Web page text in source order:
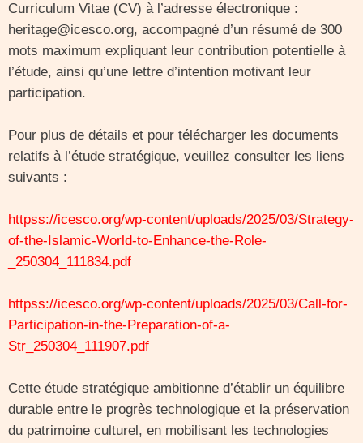
Curriculum Vitae (CV) à l’adresse électronique :
heritage@icesco.org, accompagné d’un résumé de 300
mots maximum expliquant leur contribution potentielle à
l’étude, ainsi qu’une lettre d’intention motivant leur
participation.
Pour plus de détails et pour télécharger les documents
relatifs à l’étude stratégique, veuillez consulter les liens
suivants :
httpss://icesco.org/wp-content/uploads/2025/03/Strategy-
of-the-Islamic-World-to-Enhance-the-Role-
_250304_111834.pdf
httpss://icesco.org/wp-content/uploads/2025/03/Call-for-
Participation-in-the-Preparation-of-a-
Str_250304_111907.pdf
Cette étude stratégique ambitionne d’établir un équilibre
durable entre le progrès technologique et la préservation
du patrimoine culturel, en mobilisant les technologies